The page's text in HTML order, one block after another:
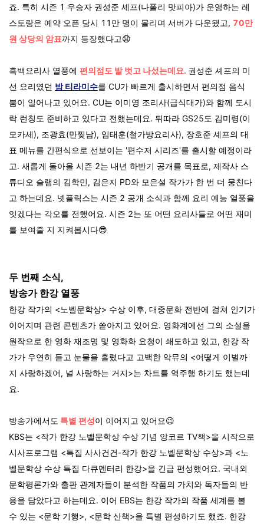
죠. 특히 시즌 1 우승자 권성준 셰프(나폴리 맛피아)가 운영하는 레
스토랑은 예약 오픈 당시 11만 명이 몰리며 서버가 다운됐고, 70만
원 상당의 암표까지 등장했다고😧
흑백요리사 열풍에 편의점도 발 벗고 나섰는데요. 권성준 셰프의 미
션 요리였던 밤 티라미수를 CU가 빠르게 출시하면서 편의점 음식
붐이 일어나고 있어요. CU는 이미영 조리사(급식대가)와 함께 도시
락 런칭도 준비하고 있다고 전했는데요. 뒤따라 GS25도 김미령(이
모카세), 조광효(만찢남), 임태훈(철가방요리사), 장호준 셰프의 대
표 메뉴를 간편식으로 선보이는 '편수저 시리즈'를 출시할 예정이라
고. 새롭게 돌아올 시즌 2는 내년 하반기 공개를 목표로, 제작사 스
튜디오 슬램의 김학민, 김은지 PD와 모은설 작가가 한 번 더 뭉친다
고 하는데요. 넷플릭스는 시즌 2 공개 소식과 함께 요리 예능 열풍을
잇겠다는 각오를 전했어요. 시즌 2는 또 어떤 요리사들로 어떤 재미
를 보여줄 지 지켜봅시다😎
두 번째 소식,
방송가 한강 열풍
한강 작가의 <노벨문학상> 수상 이후, 대중문화 전반에 걸쳐 인기가
이어지며 관련 콘텐츠가 쏟아지고 있어요. 영화계에선 그의 소설을
원작으로 한 영화 재조명 및 영화화 요청이 쇄도하고 있고, 한강 작
가가 우연히 듣고 눈물을 흘렸다고 고백한 악뮤의 <어떻게 이별까
지 사랑하겠어, 널 사랑하는 거지>는 차트를 역주행 하기도 했는데
요.
방송가에서도 특별 편성이 이어지고 있어요😉
KBS는 <작가 한강 노벨문학상 수상 기념 앙코르 TV책>을 시작으로
시사프로그램 <특집 사사건건-작가 한강 노벨문학상 수상>과 <노
벨문학상 수상 특집 다큐멘터리 한강>을 긴급 편성했어요. 국내외
문학평론가와 출판 관계자들이 분석한 작품의 가치와 독자들의 반
응을 담았다고 하는데요. 이어 EBS는 한강 작가의 작품 세계를 볼
수 있는 <문학 기행>, <문학 산책>을 특별 편성하기도 했죠. 한강